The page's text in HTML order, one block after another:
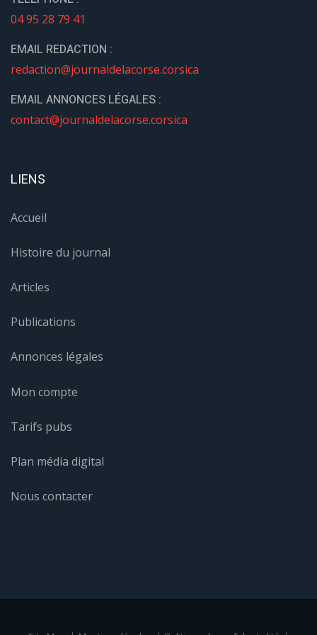
04 95 28 79 41
EMAIL REDACTION :
redaction@journaldelacorse.corsica
EMAIL ANNONCES LÉGALES :
contact@journaldelacorse.corsica
LIENS
Accueil
Histoire du journal
Articles
Publications
Annonces légales
Mon compte
Tarifs pubs
Plan média digital
Nous contacter